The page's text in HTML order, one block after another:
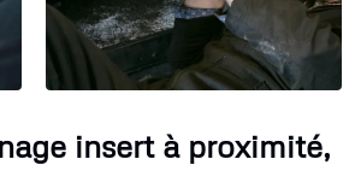
insert à proximité,